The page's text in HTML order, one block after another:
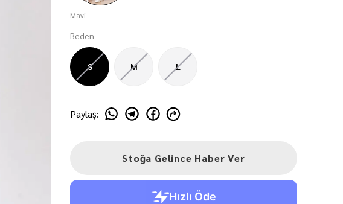
Mavi
Beden
S M L
Paylaş:
Stoğa Gelince Haber Ver